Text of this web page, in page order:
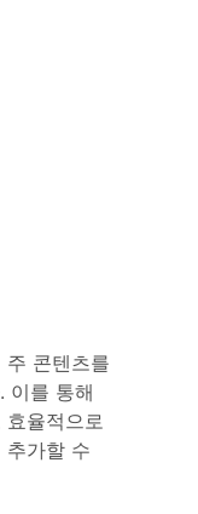
주 콘텐츠를
이를 통해
율적으로
추가할 수